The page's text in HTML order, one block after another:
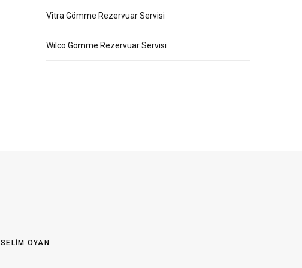
Vitra Gömme Rezervuar Servisi
Wilco Gömme Rezervuar Servisi
SELIM OYAN